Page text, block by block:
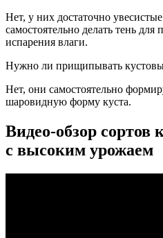
Нет, у них достаточно
самостоятельно делать тень для
испарения влаги.
Нужно ли прищипывать
Нет, они самостоятельно
шаровидную форму куста.
Видео-обзор сортов
с высоким урожаем